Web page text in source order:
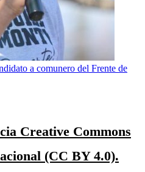
a comunero del Frente de
Creative Commons
(CC BY 4.0).